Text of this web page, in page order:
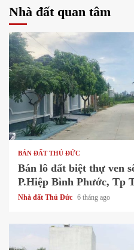
Nhà đất quan tâm
1 min read
BÁN ĐẤT THỦ ĐỨC
Bán lô đất biệt thự ven
P.Hiệp Bình Phước, Tp
Nhà đất Thủ Đức 6 tháng ago